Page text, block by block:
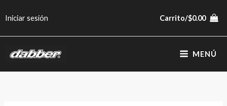
Iniciar sesión Carrito/$0.00
MENÚ